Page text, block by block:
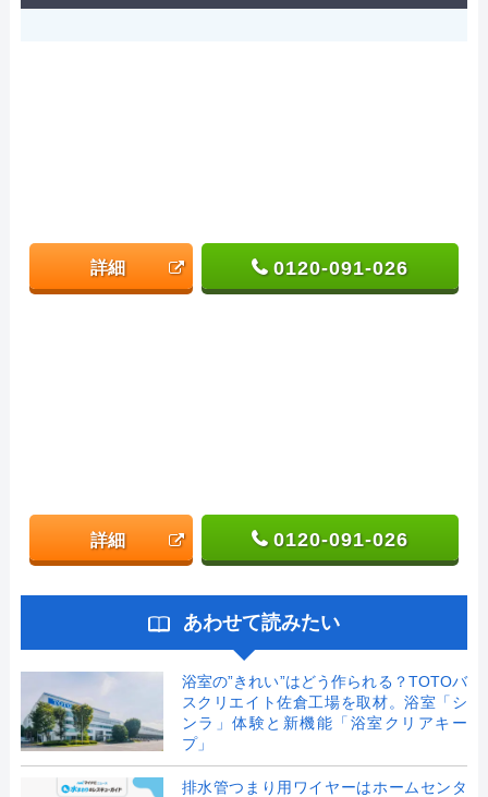
詳細 0120-091-026
詳細 0120-091-026
あわせて読みたい
浴室の”きれい”はどう作られる？TOTOバ
スクリエイト佐倉工場を取材。浴室「シ
ンラ」体験と新機能「浴室クリアキー
プ」
排水管つまり用ワイヤーはホームセンタ